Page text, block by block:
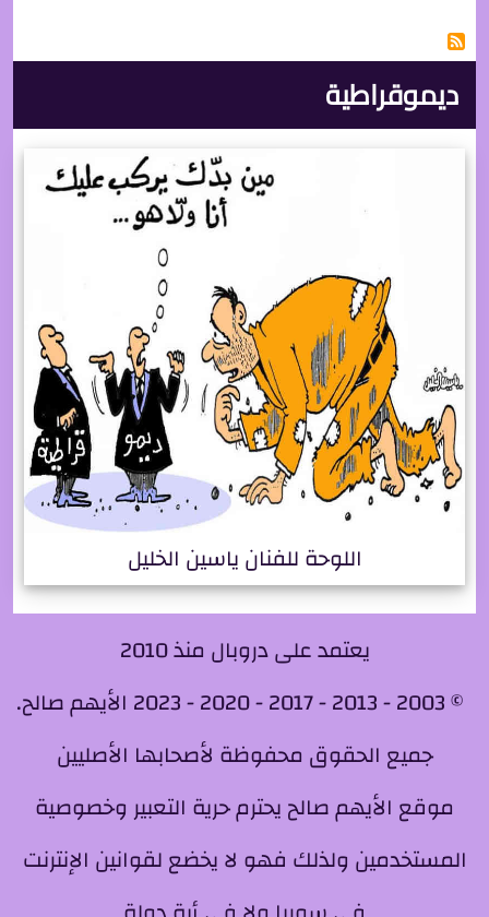
ديموقراطية
اللوحة للفنان ياسين الخليل
يعتمد على دروبال منذ 2010
© 2003 - 2013 - 2017 - 2020 - 2023 الأيهم صالح.
جميع الحقوق محفوظة لأصحابها الأصليين
موقع الأيهم صالح يحترم حرية التعبير وخصوصية
المستخدمين ولذلك فهو لا يخضع لقوانين الإنترنت